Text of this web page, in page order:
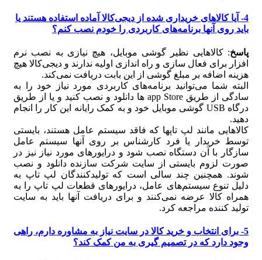
4- آیا کالاهای خریداری شده از دیجی‌کالا آماده استفاده هستند یا
باید روی آنها برنامه‌های کاربردی را خودم نصب کنم؟
پاسخ: کالاهایی نظیر گوشی‏ موبایل، هیچ نیازی به نصب نرم
افزار برای فعال سازی و راه اندازی اولیه ندارند و دیجی‌کالا هیچ
هزینه اضافه بر مبلغ گوشی از این بابت دریافت نمی‌‏کند.
البته شما می‏‌توانید برنامه‌های کاربردی مورد نیاز خود را به
سادگی از طریق app Store ها دانلود و نصب کنید و یا از طریق
درگاه USB گوشی موبایل خود و به کمک رایانه این کار را انجام
دهید.
کالاهایی مانند لپ تاپ‏ها که فاقد سیستم عامل هستند، بایستی
توسط خریدار یا فرد کارشناس بر روی آنها سیستم عامل
سازگار با آن دستگاه نصب شود و درایورهای مورد نیاز نیز در
صورت لزوم بایستی از سایت شرکت سازنده دانلود و نصب
شوند. همچنین چند سالی است که تولیدکنندگان لپ تاپ به
دلیل تنوع سیستم‏‌های عامل، درایورهای قطعات لپ تاپ را به
همراه کالا عرضه نمی‏‌کنند و برای دریافت آنها باید به سایت
تولید کننده مراجعه کرد.
5- برای انتخاب و خرید کالا در سایت نیاز به مشاوره دارم، راهی
وجود دارد که در تصمیم‏ گیری به من کمک کند؟